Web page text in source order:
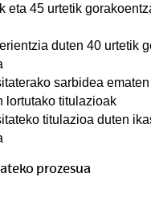
eta 45 urtetik
duten 40 urtetik
sarbidea
lortutako titulazioak
titulazioa duten
prozesua